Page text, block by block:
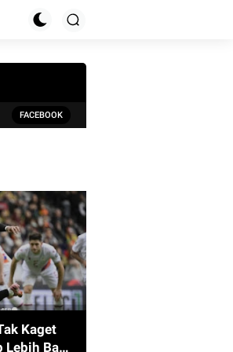
FACEBOOK
Kaget
Lebih Baik